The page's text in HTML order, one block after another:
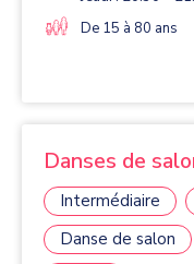
De 15 à 80 ans
Danses de
Intermédiaire
Danse de salon